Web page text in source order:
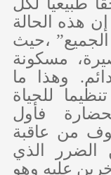
هذه الحالة
،حيث
مسكونة
وهذا ما
للحياة
فأول
من عاقبة
الضرر الذي
عليه وهو